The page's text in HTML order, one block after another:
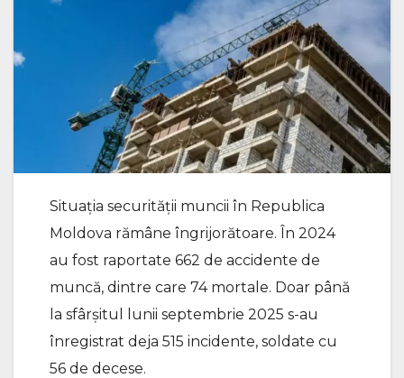
Situația securității muncii în Republica
Moldova rămâne îngrijorătoare. În 2024
au fost raportate 662 de accidente de
muncă, dintre care 74 mortale. Doar până
la sfârșitul lunii septembrie 2025 s-au
înregistrat deja 515 incidente, soldate cu
56 de decese.